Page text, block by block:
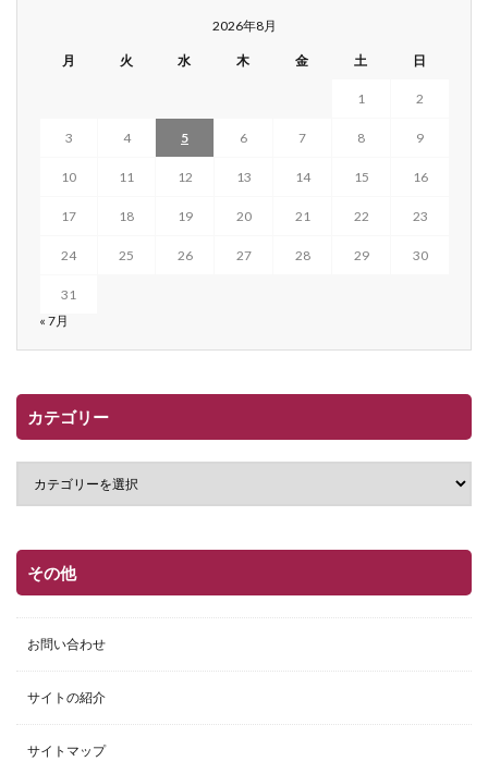
2026年8月
月 火 水 木 金 土 日
1 2
3 4 5 6 7 8 9
10 11 12 13 14 15 16
17 18 19 20 21 22 23
24 25 26 27 28 29 30
31
« 7月
カテゴリー
その他
お問い合わせ
サイトの紹介
サイトマップ